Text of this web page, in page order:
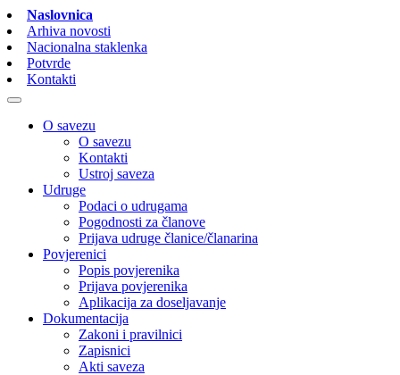
Naslovnica
Arhiva novosti
Nacionalna staklenka
Potvrde
Kontakti
O savezu
O savezu
Kontakti
Ustroj saveza
Udruge
Podaci o udrugama
Pogodnosti za članove
Prijava udruge članice/članarina
Povjerenici
Popis povjerenika
Prijava povjerenika
Aplikacija za doseljavanje
Dokumentacija
Zakoni i pravilnici
Zapisnici
Akti saveza